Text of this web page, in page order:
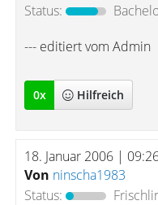
Status:
--- editiert vom Admin
0x Hilfreich
18. Januar 2006 |
Von ninscha1983
Status: